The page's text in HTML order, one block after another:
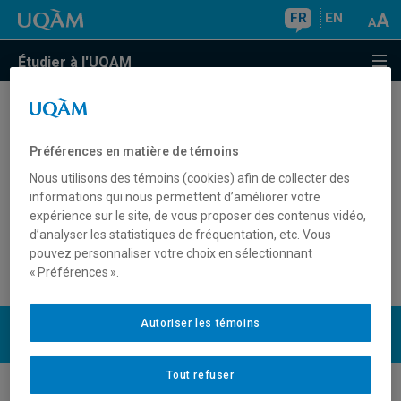
FR EN
Étudier à l'UQAM
la maison?
Où puis-je obtenir mon code d'accès?
Comment avoir accès au logiciel RÉSULTATS?
Nous joindre
Préférences en matière de témoins
Nous utilisons des témoins (cookies) afin de collecter des
informations qui nous permettent d’améliorer votre
expérience sur le site, de vous proposer des contenus vidéo,
d’analyser les statistiques de fréquentation, etc. Vous
pouvez personnaliser votre choix en sélectionnant
« Préférences ».
Tout refuser
Autoriser les témoins